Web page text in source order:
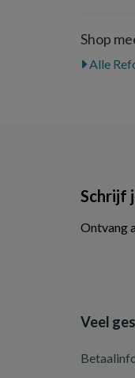
Shop
Alle
Schrijf
Ontvang
Veel